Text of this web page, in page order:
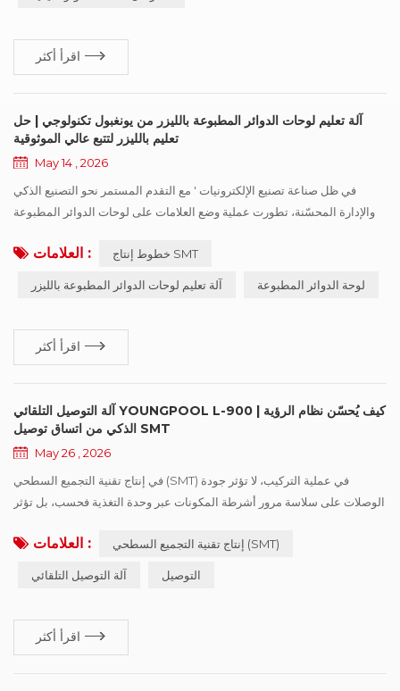
اقرأ أكثر
آلة تعليم لوحات الدوائر المطبوعة بالليزر من يونغبول تكنولوجي | حل
تعليم بالليزر لتتبع عالي الموثوقية
May 14 , 2026
في ظل صناعة تصنيع الإلكترونيات ' مع التقدم المستمر نحو التصنيع الذكي
والإدارة المحسّنة، تطورت عملية وضع العلامات على لوحات الدوائر المطبوعة
والاختبار وتتبع الجودة. ويتزايد الطلب على تتبع المنتج طوال دورة حياته، لا سيما
في إلكترونيات السيارات، والتحكم الصناعي، والإلكترونيات الاستهلاكية
العلامات : خطوط إنتاج SMT
آلة تعليم لوحات الدوائر المطبوعة بالليزر لوحة الدوائر المطبوعة
اقرأ أكثر
آلة التوصيل التلقائي YOUNGPOOL L-900 | كيف يُحسّن نظام الرؤية
الذكي من اتساق توصيل SMT
May 26 , 2026
في إنتاج تقنية التجميع السطحي (SMT) في عملية التركيب، لا تؤثر جودة
الوصلات على سلاسة مرور أشرطة المكونات عبر وحدة التغذية فحسب، بل تؤثر
التركيب عالية السرعة والإنتاج المستمر، يمكن أن تؤدي مشكلات مثل انحراف
موضع الوصلة، وعدم انتظام لصق شريط التغطية، وأخطاء الوصل، إلى فقدان
العلامات : إنتاج تقنية التجميع السطحي (SMT)
آلة التوصيل التلقائي التوصيل
اقرأ أكثر